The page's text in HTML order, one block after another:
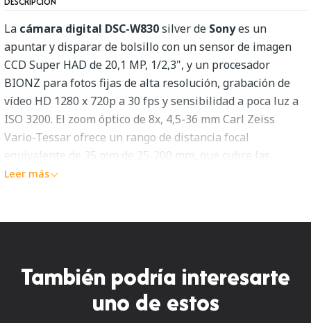
La cámara digital DSC-W830silver de Sonyes un
apuntar y disparar de bolsillo con un sensor de imagen
CCD Super HAD de 20,1 MP, 1/2,3", y un procesador
BIONZ para fotos fijas de alta resolución, grabación de
vídeo HD 1280 x 720p a 30 fps y sensibilidad a poca luz a
ISO 3200. El zoom óptico de 8x, 4,5-36 mm Carl Zeiss
Vario-Tessar ofrece un rango de distancia focal
equivalente de 35 mm de 25-200 mm, que cubre las
perspectivas de gran angular a teleobjetivo, y un rango
La cámara está equipada con un monitor LCD Clear Photo
menús y la visualización de fotos, incluso con luz solar
intensa. La estabilización óptica de imagen SteadyShot
contrarresta el movimiento de la cámara para obtener
Leer más
También podría interesarte
uno de estos